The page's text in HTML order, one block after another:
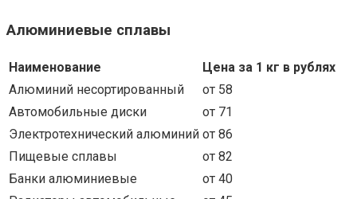
Алюминиевые сплавы
Наименование
Цена за 1 кг в рублях
Алюминий несортированный
от 58
Автомобильные диски
от 71
Электротехнический алюминий от 86
Пищевые сплавы
от 82
Банки алюминиевые
от 40